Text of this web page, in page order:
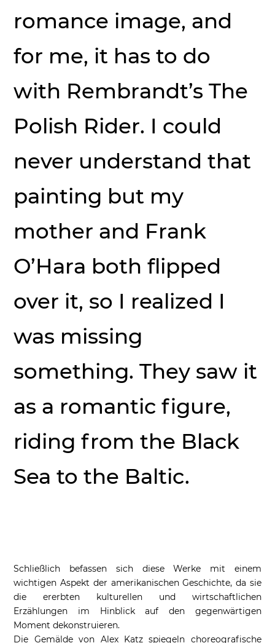
romance image, and
for me, it has to do
with Rembrandt’s The
Polish Rider. I could
never understand that
painting but my
mother and Frank
O’Hara both flipped
over it, so I realized I
was missing
something. They saw it
as a romantic figure,
riding from the Black
Sea to the Baltic.
Schließlich befassen sich diese Werke mit einem
wichtigen Aspekt der amerikanischen Geschichte, da sie
die ererbten kulturellen und wirtschaftlichen
Erzählungen im Hinblick auf den gegenwärtigen
Moment dekonstruieren.
Die Gemälde von Alex Katz spiegeln choreografische